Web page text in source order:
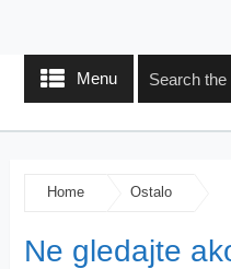
Menu
Home Ostalo
Ne gledajte